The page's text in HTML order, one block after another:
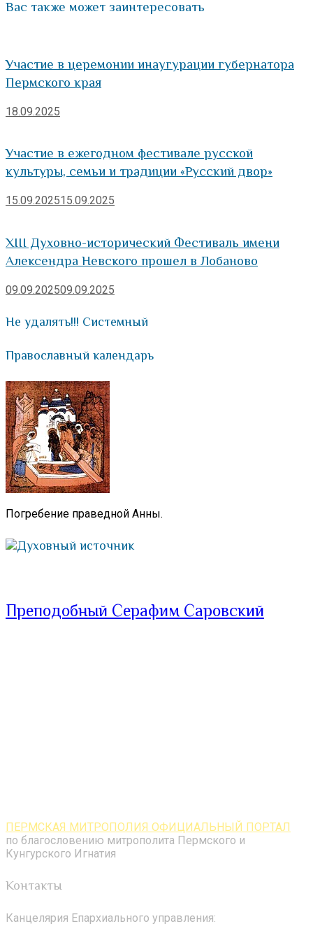
Вас также может заинтересовать
Участие в церемонии инаугурации губернатора
Пермского края
18.09.2025
Участие в ежегодном фестивале русской
культуры, семьи и традиции «Русский двор»
15.09.202515.09.2025
XIII Духовно-исторический Фестиваль имени
Алексендра Невского прошел в Лобаново
09.09.202509.09.2025
Не удалять!!! Системный
Православный календарь
Погребение праведной Анны.
Духовный источник
Преподобный Серафим Саровский
ПЕРМСКАЯ МИТРОПОЛИЯ ОФИЦИАЛЬНЫЙ ПОРТАЛ
по благословению митрополита Пермского и
Кунгурского Игнатия
Контакты
Канцелярия Епархиального управления: